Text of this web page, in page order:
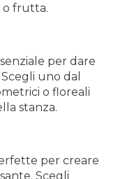
o frutta.
per dare
uno dal
o floreali
stanza.
per creare
Scegli